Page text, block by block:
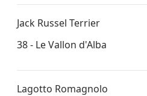
Jack Russel Terrier
38 - Le Vallon d'Alba
Lagotto Romagnolo